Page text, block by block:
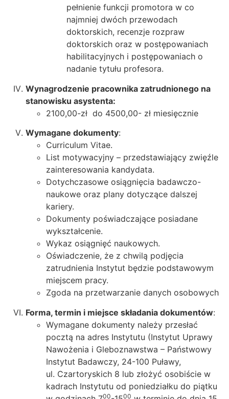
pełnienie funkcji promotora w co
najmniej dwóch przewodach
doktorskich, recenzje rozpraw
doktorskich oraz w postępowaniach
habilitacyjnych i postępowaniach o
nadanie tytułu profesora.
Wynagrodzenie pracownika zatrudnionego na
stanowisku asystenta:
2100,00-zł do 4500,00- zł miesięcznie
Wymagane dokumenty:
Curriculum Vitae.
List motywacyjny – przedstawiający zwięźle
zainteresowania kandydata.
Dotychczasowe osiągnięcia badawczo-
naukowe oraz plany dotyczące dalszej
kariery.
Dokumenty poświadczające posiadane
wykształcenie.
Wykaz osiągnięć naukowych.
Oświadczenie, że z chwilą podjęcia
zatrudnienia Instytut będzie podstawowym
miejscem pracy.
Zgoda na przetwarzanie danych osobowych
Forma, termin i miejsce składania dokumentów:
Wymagane dokumenty należy przesłać
pocztą na adres Instytutu (Instytut Uprawy
Nawożenia i Gleboznawstwa – Państwowy
Instytut Badawczy, 24-100 Puławy,
ul. Czartoryskich 8 lub złożyć osobiście w
kadrach Instytutu od poniedziałku do piątku
00 00